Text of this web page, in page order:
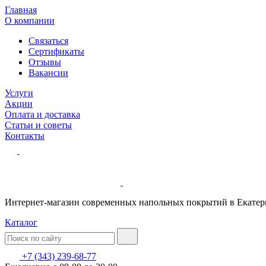
Главная
О компании
Связаться
Сертификаты
Отзывы
Вакансии
Услуги
Акции
Оплата и доставка
Статьи и советы
Контакты
Интернет-магазин современных напольных покрытий в
Каталог
+7 (343) 239-68-77